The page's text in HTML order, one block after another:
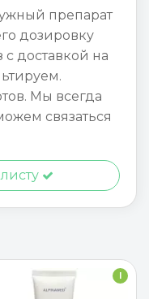
препарат
дозировку
доставкой на
Мы всегда
связаться